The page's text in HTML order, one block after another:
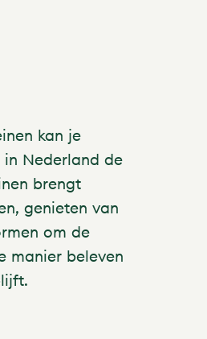
kan je
Nederland de
brengt
genieten van
om de
manier beleven